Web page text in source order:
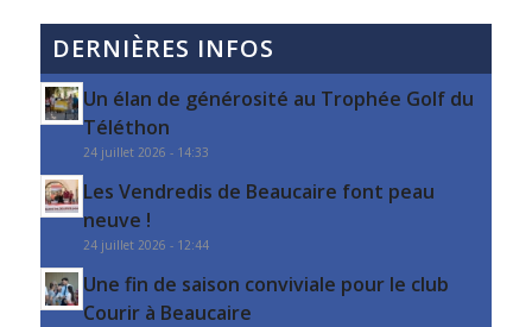
DERNIÈRES INFOS
Un élan de générosité au Trophée Golf du
Téléthon
24 juillet 2026 - 14:33
Les Vendredis de Beaucaire font peau
neuve !
24 juillet 2026 - 12:44
Une fin de saison conviviale pour le club
Courir à Beaucaire